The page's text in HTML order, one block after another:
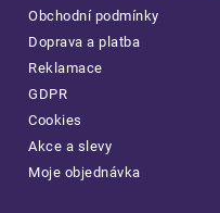
Obchodní podmínky
Doprava a platba
Reklamace
GDPR
Cookies
Akce a slevy
Moje objednávka